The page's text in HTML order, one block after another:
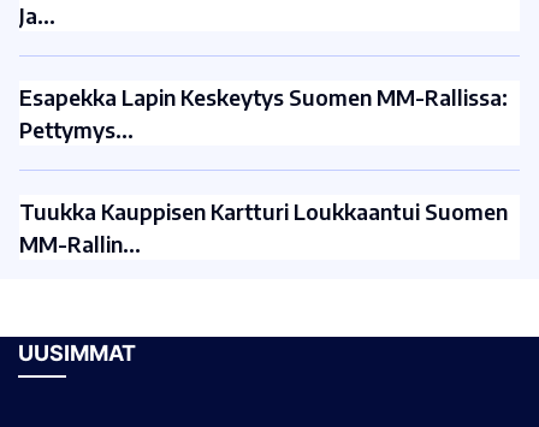
Ja…
Esapekka Lapin Keskeytys Suomen MM-Rallissa:
Pettymys…
Tuukka Kauppisen Kartturi Loukkaantui Suomen
MM-Rallin…
UUSIMMAT